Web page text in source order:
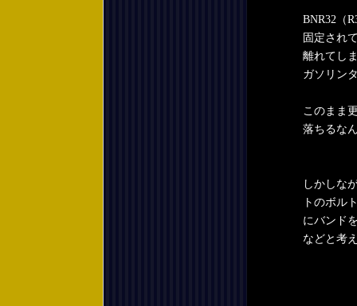
BNR32（
固定され
離れてし
ガソリン
このまま
落ちるな
しかしな
トのボル
にバンド
などと考